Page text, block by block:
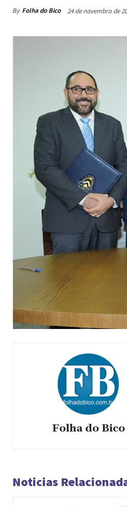
By Folha do Bico 24 de novembro de
Folha do Bico
Noticias